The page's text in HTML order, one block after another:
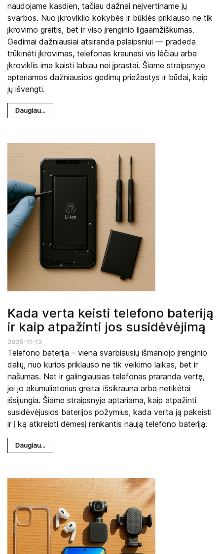
naudojame kasdien, tačiau dažnai neįvertiname jų
svarbos. Nuo įkroviklio kokybės ir būklės priklauso ne tik
įkrovimo greitis, bet ir viso įrenginio ilgaamžiškumas.
Gedimai dažniausiai atsiranda palaipsniui — pradeda
trūkinėti įkrovimas, telefonas kraunasi vis lėčiau arba
įkroviklis ima kaisti labiau nei įprastai. Šiame straipsnyje
aptariamos dažniausios gedimų priežastys ir būdai, kaip
jų išvengti.
Daugiau...
Kada verta keisti telefono bateriją
ir kaip atpažinti jos susidėvėjimą
2025-11-12
Telefono baterija – viena svarbiausių išmaniojo įrenginio
dalių, nuo kurios priklauso ne tik veikimo laikas, bet ir
našumas. Net ir galingiausias telefonas praranda vertę,
jei jo akumuliatorius greitai išsikrauna arba netikėtai
išsijungia. Šiame straipsnyje aptariama, kaip atpažinti
susidėvėjusios baterijos požymius, kada verta ją pakeisti
ir į ką atkreipti dėmesį renkantis naują telefono bateriją.
Daugiau...